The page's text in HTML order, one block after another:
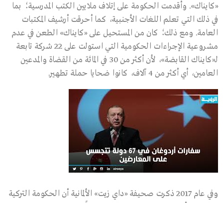
«كايناك». وأقدمت الحكومة على إتلاف ملايين الكتب المدرسية؛ بما
في ذلك التي تعلم اللغات الأجنبية، كما أحرقت أرشيف المكتبات
العامة. ومع ذلك؛ كان من المستحيل على «كايناك» الطعن في عدم
مشروعية الإجراءات الحكومية التي استولت على 22 شركة تابعة
لـ«كايناك القابضة»، لأن أكثر من 30 في المائة من القضاة والمدعين
العامين، أي أكثر من 4 آلاف، كانوا ضحايا حملة تطهير.
وفي عام 2017 ذكرت صحيفة «داي زيت» الألمانية أن الحكومة التركية